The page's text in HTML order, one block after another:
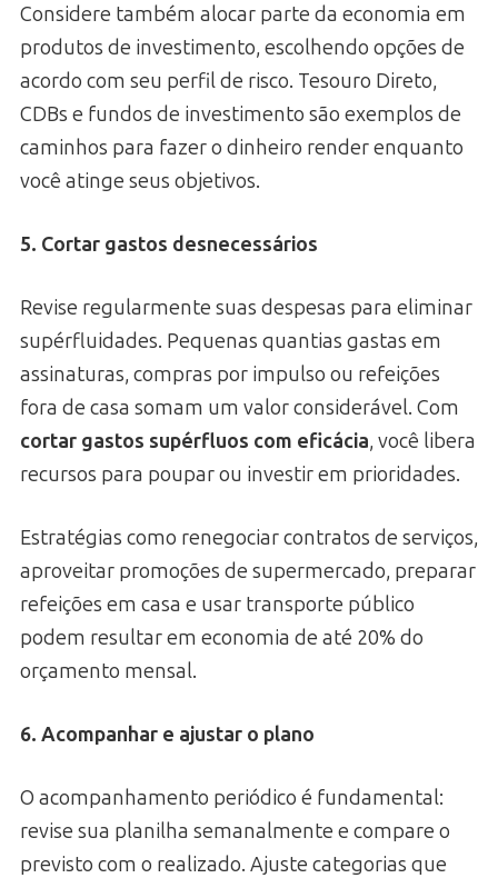
Considere também alocar parte da economia em
produtos de investimento, escolhendo opções de
acordo com seu perfil de risco. Tesouro Direto,
CDBs e fundos de investimento são exemplos de
caminhos para fazer o dinheiro render enquanto
você atinge seus objetivos.
5. Cortar gastos desnecessários
Revise regularmente suas despesas para eliminar
supérfluidades. Pequenas quantias gastas em
assinaturas, compras por impulso ou refeições
fora de casa somam um valor considerável. Com
cortar gastos supérfluos com eficácia, você libera
recursos para poupar ou investir em prioridades.
Estratégias como renegociar contratos de serviços,
aproveitar promoções de supermercado, preparar
refeições em casa e usar transporte público
podem resultar em economia de até 20% do
orçamento mensal.
6. Acompanhar e ajustar o plano
O acompanhamento periódico é fundamental:
revise sua planilha semanalmente e compare o
previsto com o realizado. Ajuste categorias que